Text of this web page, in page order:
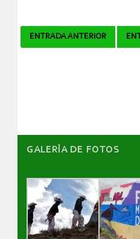
Navegador
ENTRADA ANTERIOR
GALERÌA DE FOTOS